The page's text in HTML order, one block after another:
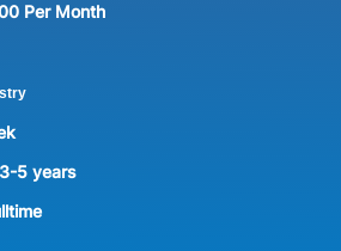
Per Month
3-5 years